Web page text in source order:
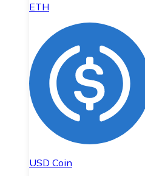
ETH
USD Coin